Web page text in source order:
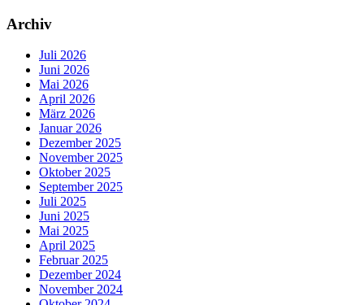
Archiv
Juli 2026
Juni 2026
Mai 2026
April 2026
März 2026
Januar 2026
Dezember 2025
November 2025
Oktober 2025
September 2025
Juli 2025
Juni 2025
Mai 2025
April 2025
Februar 2025
Dezember 2024
November 2024